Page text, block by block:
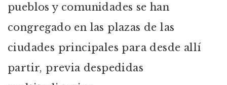
pueblos y comunidades se han
congregado en las plazas de las
ciudades principales para desde allí
partir, previa despedidas